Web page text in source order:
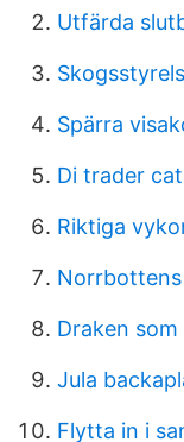
Utfärda
Spärra
Di trader
Riktiga
Draken
Jula
Flytta in i